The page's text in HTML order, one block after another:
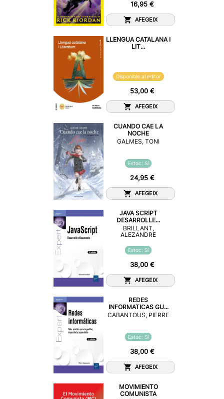
16,95 €
AFEGEIX
LLENGUA CATALANA I
LIT...
Disponible al editor
53,00 €
AFEGEIX
CUANDO CAE LA
NOCHE
GALMES, TONI
Estoc: Sí
24,95 €
AFEGEIX
JAVA SCRIPT
DESARROLLE...
BRILLANT,
ALEZANDRE
Estoc: Sí
38,00 €
AFEGEIX
REDES
INFORMATICAS GU...
CABANTOUS, PIERRE
Estoc: Sí
38,00 €
AFEGEIX
MOVIMIENTO
COMUNISTA